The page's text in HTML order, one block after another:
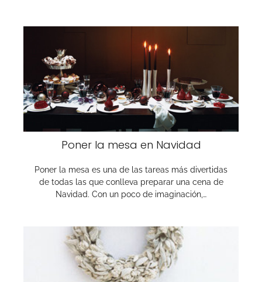
Poner la mesa en Navidad
Poner la mesa es una de las tareas más divertidas
de todas las que conlleva preparar una cena de
Navidad. Con un poco de imaginación,…